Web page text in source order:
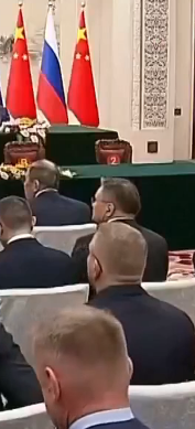
مع واشنطن
الشرق هاني الحجازي إيران